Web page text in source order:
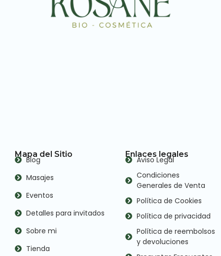
Mapa del Sitio
Blog
Masajes
Eventos
Detalles para invitados
Sobre mi
Tienda
Enlaces legales
Aviso Legal
Condiciones
Generales de Venta
Política de Cookies
Política de privacidad
Política de reembolsos
y devoluciones